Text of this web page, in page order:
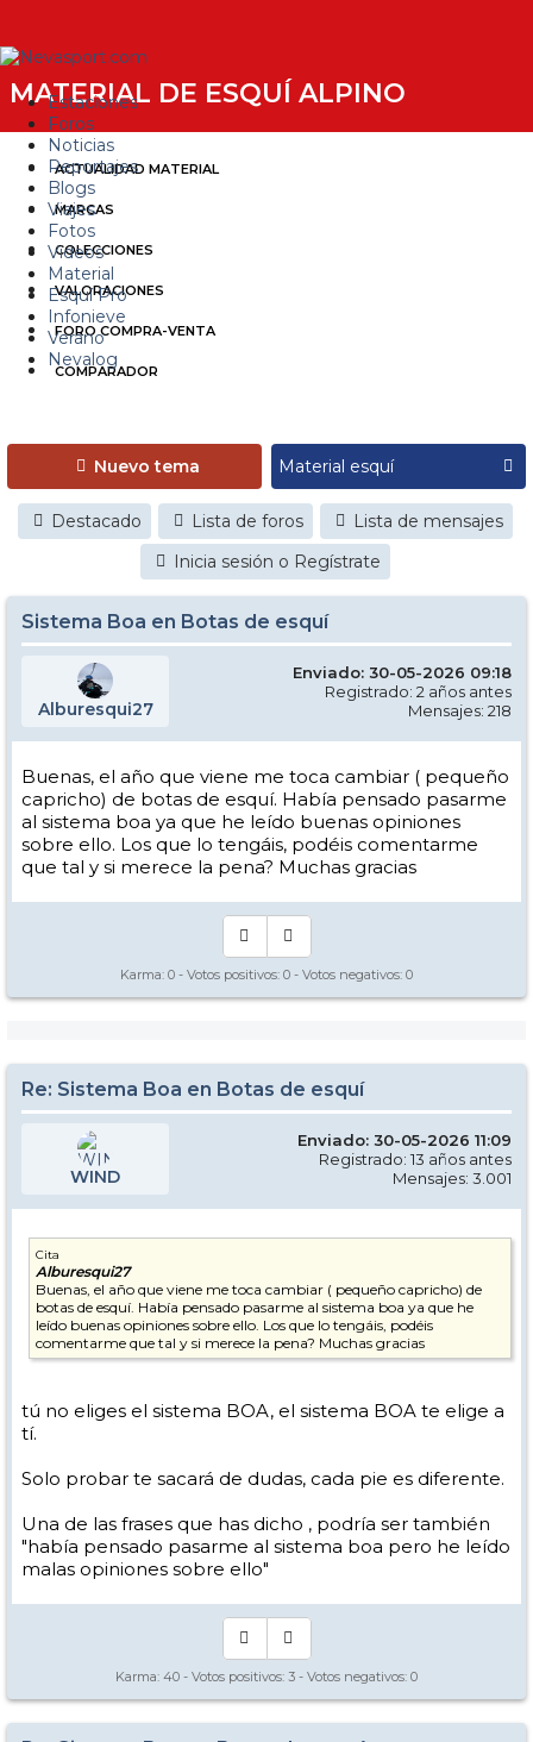
Estaciones
Foros
Noticias
Reportajes
Blogs
Viajes
Fotos
Videos
Material
Esquí Pro
Infonieve
Verano
Nevalog
MATERIAL DE ESQUÍ ALPINO
ACTUALIDAD MATERIAL
MARCAS
COLECCIONES
VALORACIONES
FORO COMPRA-VENTA
COMPARADOR
Nuevo tema
Destacado Lista de foros
Lista de mensajes
Inicia sesión o Regístrate
Sistema Boa en Botas de esquí
Alburesqui27
Enviado: 30-05-2026 09:18
Registrado: 2 años antes
Mensajes: 218
Buenas, el año que viene me toca cambiar ( pequeño
capricho) de botas de esquí. Había pensado pasarme
al sistema boa ya que he leído buenas opiniones
sobre ello. Los que lo tengáis, podéis comentarme
que tal y si merece la pena? Muchas gracias
Karma: 0 - Votos positivos: 0 - Votos negativos: 0
Re: Sistema Boa en Botas de esquí
WIND
Enviado: 30-05-2026 11:09
Registrado: 13 años antes
Mensajes: 3.001
Cita
Alburesqui27
Buenas, el año que viene me toca cambiar ( pequeño capricho) de
botas de esquí. Había pensado pasarme al sistema boa ya que he
leído buenas opiniones sobre ello. Los que lo tengáis, podéis
comentarme que tal y si merece la pena? Muchas gracias
tú no eliges el sistema BOA, el sistema BOA te elige a
tí.
Solo probar te sacará de dudas, cada pie es diferente.
Una de las frases que has dicho , podría ser también
"había pensado pasarme al sistema boa pero he leído
malas opiniones sobre ello"
Karma: 40 - Votos positivos: 3 - Votos negativos: 0